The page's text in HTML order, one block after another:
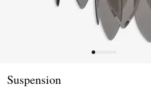
Suspension